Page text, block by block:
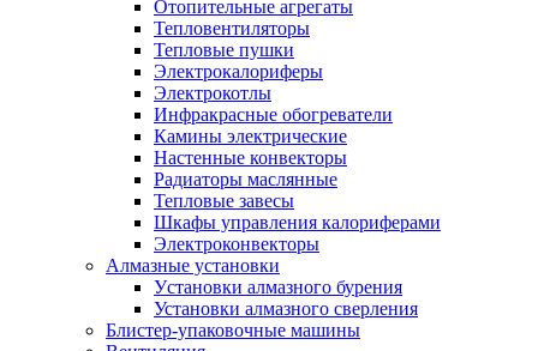
Отопительные агрегаты
Тепловентиляторы
Тепловые пушки
Электрокалориферы
Электрокотлы
Инфракрасные обогреватели
Камины электрические
Настенные конвекторы
Радиаторы маслянные
Тепловые завесы
Шкафы управления калориферами
Электроконвекторы
Алмазные установки
Уcтановки алмазного бурения
Установки алмазного сверления
Блистер-упаковочные машины